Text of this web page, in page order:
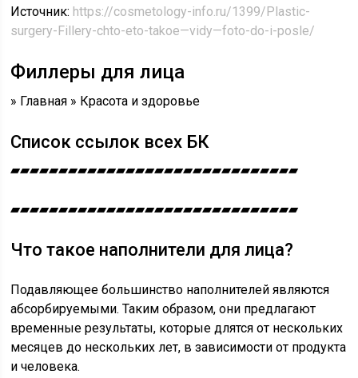
Источник: https://cosmetology-info.ru/1399/Plastic-
surgery-Fillery-chto-eto-takoe—vidy—foto-do-i-posle/
Филлеры для лица
» Главная » Красота и здоровье
Список ссылок всех БК
▰▰▰▰▰▰▰▰▰▰▰▰▰▰▰▰▰▰▰▰▰▰▰▰▰▰▰▰▰▰
▰▰▰▰▰▰▰▰▰▰▰▰▰▰▰▰▰▰▰▰▰▰▰▰▰▰▰▰▰▰
Что такое наполнители для лица?
Подавляющее большинство наполнителей являются
абсорбируемыми. Таким образом, они предлагают
временные результаты, которые длятся от нескольких
месяцев до нескольких лет, в зависимости от продукта
и человека.